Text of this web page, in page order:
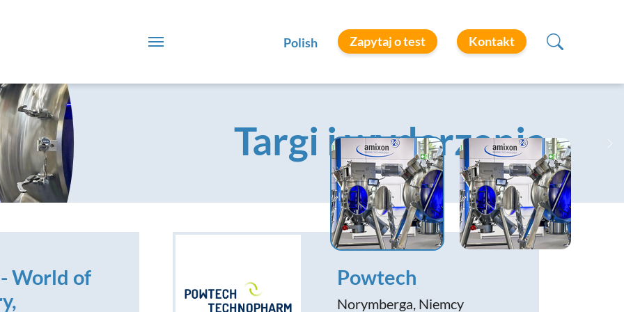
Polish Zapytaj o test Kontakt
Targi i wydarzenia
World of
Powtech
Norymberga, Niemcy